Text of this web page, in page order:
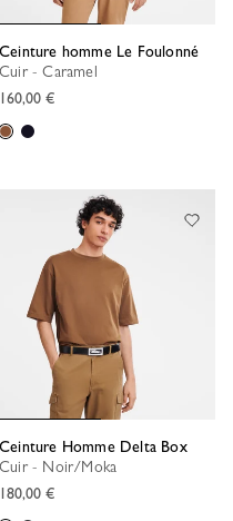
Ceinture homme Le Foulonné
Cuir - Caramel
160,00 €
Ceinture Homme Delta Box
Cuir - Noir/Moka
180,00 €